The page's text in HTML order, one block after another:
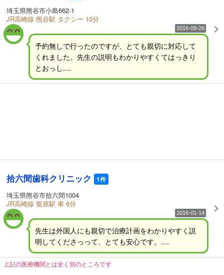
埼玉県熊谷市小島662-1
JR高崎線 熊谷駅 タクシー 10分
2016-09-26
予約無しで行ったのですが、とても親切に対応して
くれました。先生の説明もわかりやすくてはっきり
とおっし....
拾六間歯科クリニック 1件
埼玉県熊谷市拾六間1004
JR高崎線 籠原駅 車 6分
2016-01-14
先生は外国人にも親切で治療計画をわかりやすく説
明してくださっって、とても安心です。....
上記の医療機関とは全く別のところです